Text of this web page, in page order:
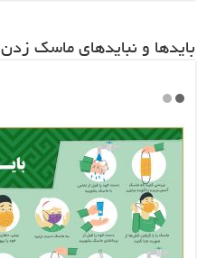
باید‌ها و نبایدهای ماسک زدن